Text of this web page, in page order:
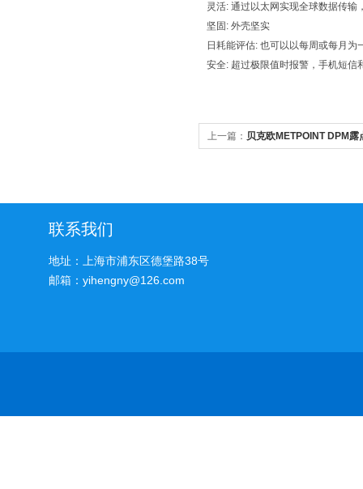
灵活: 通过以太网实现全球数据传输
坚固: 外壳坚实
日耗能评估: 也可以以每周或每月为
安全: 超过极限值时报警，手机短信
上一篇： 贝克欧METPOINT DPM
联系我们
地址：上海市浦东区德堡路38号
邮箱：yihengny@126.com